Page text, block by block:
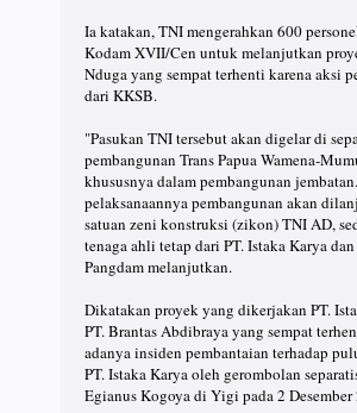
Ia katakan, TNI mengerahkan 600
Kodam XVII/Cen untuk melanjutkan
Nduga yang sempat terhenti karena aksi
dari KKSB.
"Pasukan TNI tersebut akan digelar di
pembangunan Trans Papua Wamena-
khususnya dalam pembangunan
pelaksanaannya pembangunan akan
satuan zeni konstruksi (zikon) TNI AD,
tenaga ahli tetap dari PT. Istaka Karya
Pangdam melanjutkan.
Dikatakan proyek yang dikerjakan PT.
PT. Brantas Abdibraya yang sempat
adanya insiden pembantaian terhadap
PT. Istaka Karya oleh gerombolan
Egianus Kogoya di Yigi pada 2